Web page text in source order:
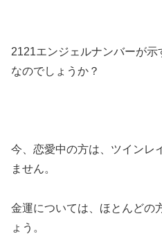
2121エンジェルナンバーが
なのでしょうか？
今、恋愛中の方は、ツインレ
ません。
金運については、ほとんどの
ょう。